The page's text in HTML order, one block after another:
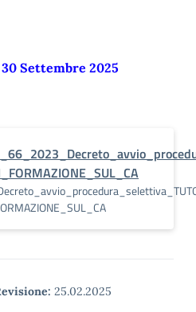
Settembre 2025
25.02.2025